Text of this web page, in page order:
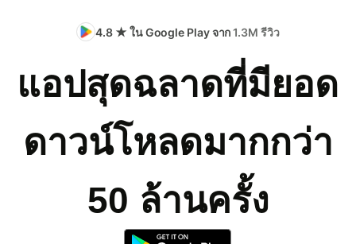
4.8 ★ ใน Google Play จาก1.3M รีวิว
แอปสุดฉลาดที่มียอด
ดาวน์โหลดมากกว่า
50 ล้านครั้ง